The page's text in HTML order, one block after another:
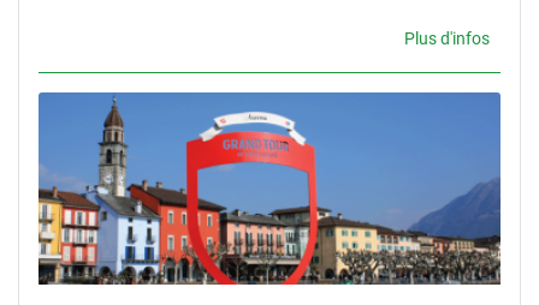
Plus d'infos